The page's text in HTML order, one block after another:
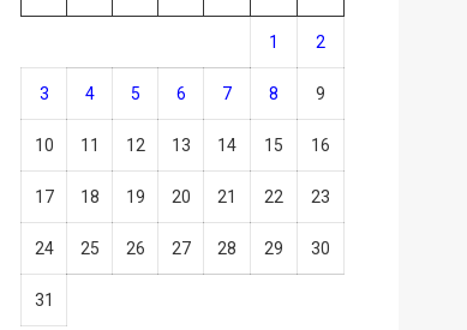
1 2
3 4 5 6 7 8 9
10 11 12 13 14 15 16
17 18 19 20 21 22 23
24 25 26 27 28 29 30
31